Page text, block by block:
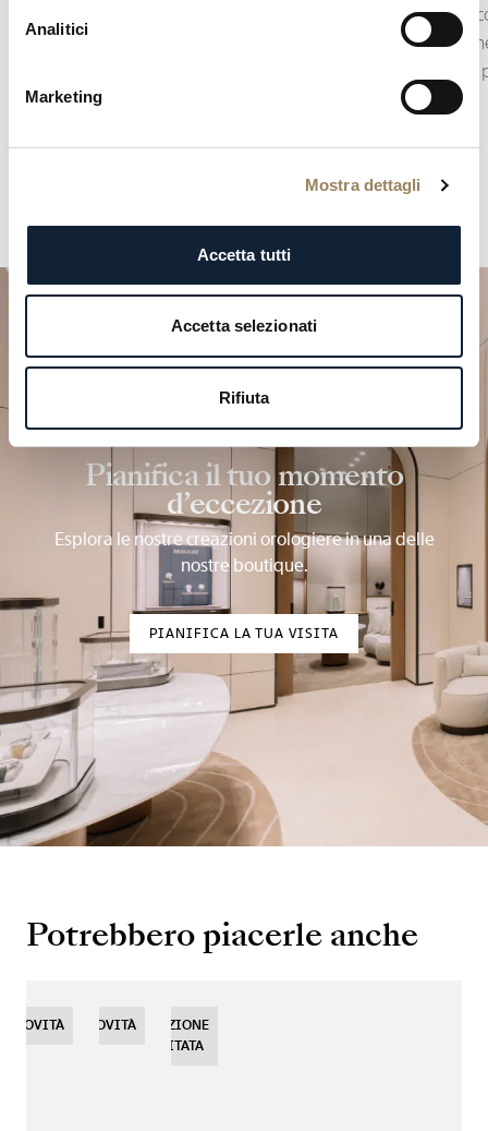
Analitici
Marketing
Mostra dettagli
Accetta tutti
Accetta selezionati
Rifiuta
nell’architettura del quadrante.
Questa
con
Pianifica il tuo momento
d’eccezione
Esplora le nostre creazioni orologiere in una delle
nostre boutique.
PIANIFICA LA TUA VISITA
Potrebbero piacerle anche
NOVITÀ NOVITÀ
NOVITÀ
EDIZIONE
LIMITATA